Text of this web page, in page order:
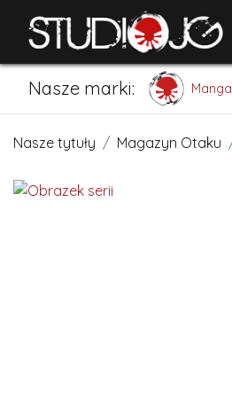
Nasze marki: Manga
Nasze tytuły Magazyn Otaku